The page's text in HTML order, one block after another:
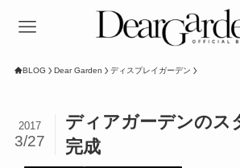
BLOG Dear Garden ディスプレイガーデン
ディアガーデンのス
完成
2017
3/27